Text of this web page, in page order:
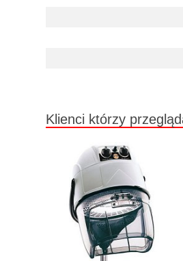
Klienci którzy